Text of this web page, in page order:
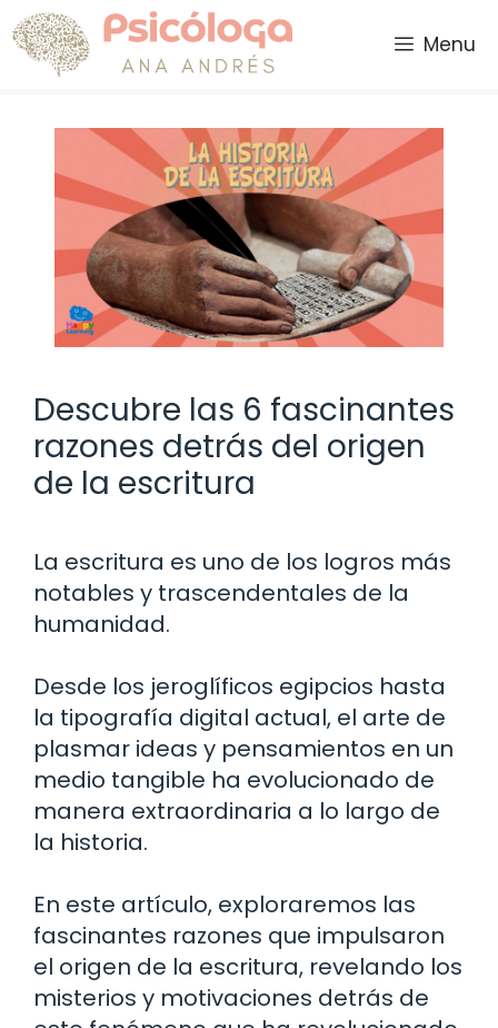
Saltar
al
contenido
Menu
Descubre las 6 fascinantes
razones detrás del origen
de la escritura
La escritura es uno de los logros más
notables y trascendentales de la
humanidad.
Desde los jeroglíficos egipcios hasta
la tipografía digital actual, el arte de
plasmar ideas y pensamientos en un
medio tangible ha evolucionado de
manera extraordinaria a lo largo de
la historia.
En este artículo, exploraremos las
fascinantes razones que impulsaron
el origen de la escritura, revelando los
misterios y motivaciones detrás de